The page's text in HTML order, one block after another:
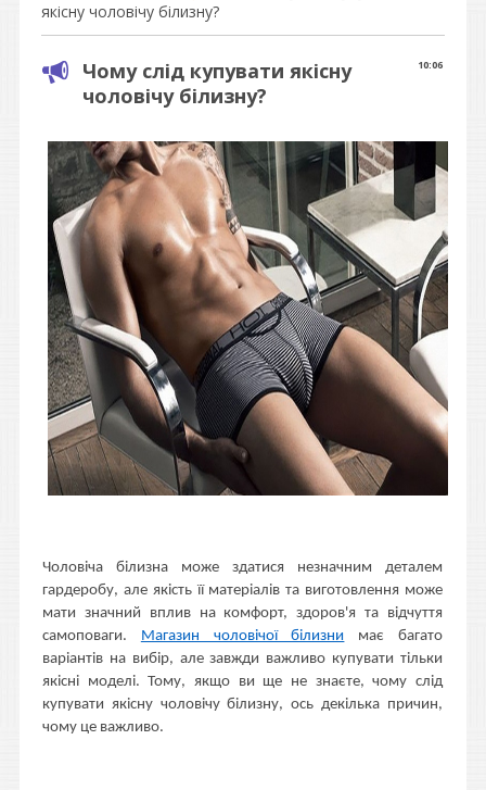
якісну чоловічу білизну?
10:06
Чому слід купувати якісну
чоловічу білизну?
Чоловіча білизна може здатися незначним деталем
гардеробу, але якість її матеріалів та виготовлення може
мати значний вплив на комфорт, здоров'я та відчуття
самоповаги. Магазин чоловічої білизни має багато
варіантів на вибір, але завжди важливо купувати тільки
якісні моделі. Тому, якщо ви ще не знаєте, чому слід
купувати якісну чоловічу білизну, ось декілька причин,
чому це важливо.